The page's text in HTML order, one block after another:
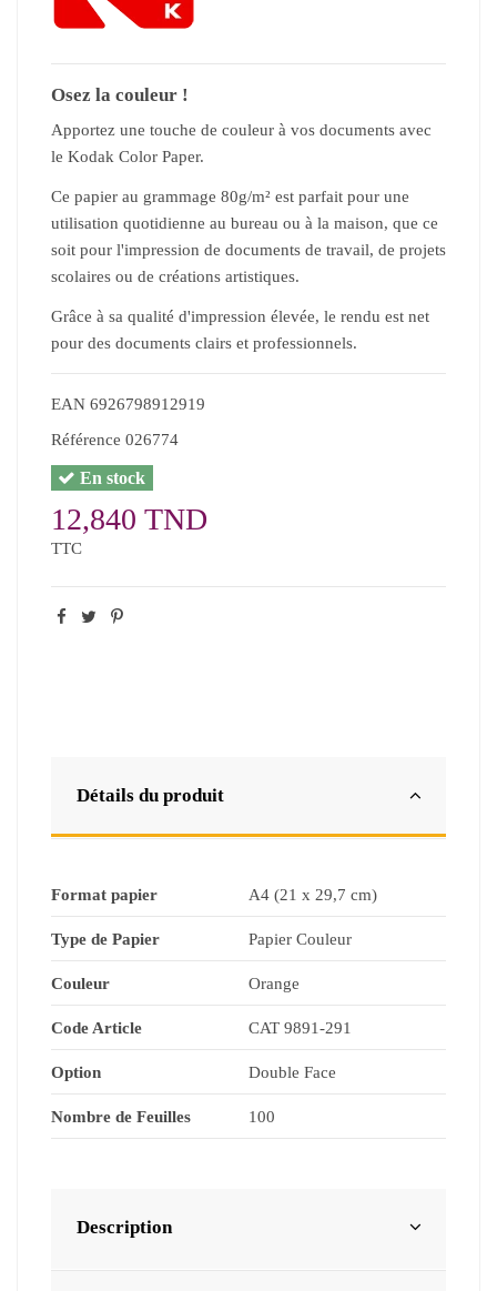
Osez la couleur !
Apportez une touche de couleur à vos documents avec
le Kodak Color Paper.
Ce papier au grammage 80g/m² est parfait pour une
utilisation quotidienne au bureau ou à la maison, que ce
soit pour l'impression de documents de travail, de projets
scolaires ou de créations artistiques.
Grâce à sa qualité d'impression élevée, le rendu est net
pour des documents clairs et professionnels.
EAN 6926798912919
Référence 026774
En stock
12,840 TND
TTC
Détails du produit
Format papier A4 (21 x 29,7 cm)
Type de Papier Papier Couleur
Couleur Orange
Code Article CAT 9891-291
Option Double Face
Nombre de Feuilles 100
Description